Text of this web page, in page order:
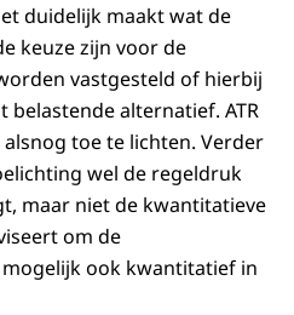
duidelijk maakt wat de
keuze zijn voor de
vastgesteld of hierbij
belastende alternatief. ATR
toe te lichten. Verder
wel de regeldruk
maar niet de kwantitatieve
om de
ook kwantitatief in